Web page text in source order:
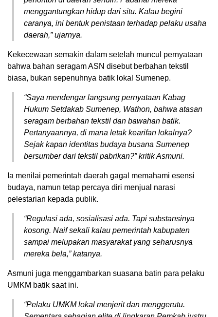
menggantungkan hidup dari situ. Kalau begini
caranya, ini bentuk penistaan terhadap pelaku usaha
daerah,” ujarnya.
Kekecewaan semakin dalam setelah muncul pernyataan
bahwa bahan seragam ASN disebut berbahan tekstil
biasa, bukan sepenuhnya batik lokal Sumenep.
“Saya mendengar langsung pernyataan Kabag
Hukum Setdakab Sumenep, Wathon, bahwa atasan
seragam berbahan tekstil dan bawahan batik.
Pertanyaannya, di mana letak kearifan lokalnya?
Sejak kapan identitas budaya busana Sumenep
bersumber dari tekstil pabrikan?” kritik Asmuni.
Ia menilai pemerintah daerah gagal memahami esensi
budaya, namun tetap percaya diri menjual narasi
pelestarian kepada publik.
“Regulasi ada, sosialisasi ada. Tapi substansinya
kosong. Naif sekali kalau pemerintah kabupaten
sampai melupakan masyarakat yang seharusnya
mereka bela,” katanya.
Asmuni juga menggambarkan suasana batin para pelaku
UMKM batik saat ini.
“Pelaku UMKM lokal menjerit dan menggerutu.